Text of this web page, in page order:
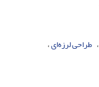
طراحی لرزه‌ای